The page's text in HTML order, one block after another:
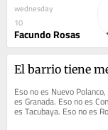
wednesday
10
Facundo Rosas
El barrio tiene
Eso no es Nuevo Polanco,
es Granada. Eso no es
es Tacubaya. Eso no es
Oriente, es la Doctores.